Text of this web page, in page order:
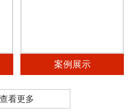
案例展示
查看更多